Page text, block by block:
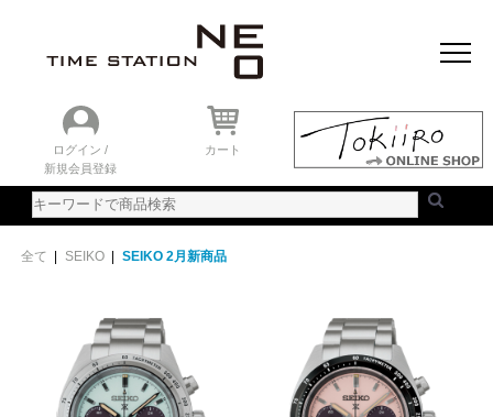
ログイン /
新規会員登録
カート
全て | SEIKO | SEIKO 2月新商品
おすすめアイテム
ニュース＆トピック
時計を探す
ランキング
ご利用ガイド